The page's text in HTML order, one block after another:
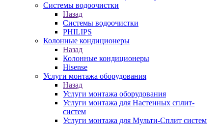
Системы водоочистки
Назад
Системы водоочистки
PHILIPS
Колонные кондиционеры
Назад
Колонные кондиционеры
Hisense
Услуги монтажа оборудования
Назад
Услуги монтажа оборудования
Услуги монтажа для Настенных сплит-
систем
Услуги монтажа для Мульти-Сплит систем